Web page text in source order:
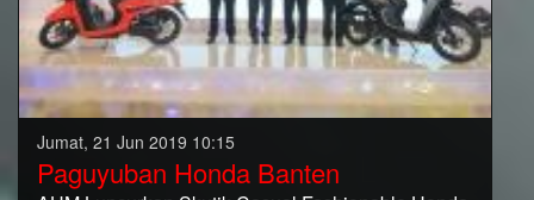
Jumat, 21 Jun 2019 10:15
Paguyuban Honda Banten